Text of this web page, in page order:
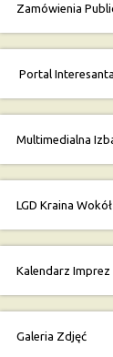
Zamówienia
Portal Interesanta
Multimedialna
LGD Kraina
Kalendarz Imprez
Galeria Zdjęć